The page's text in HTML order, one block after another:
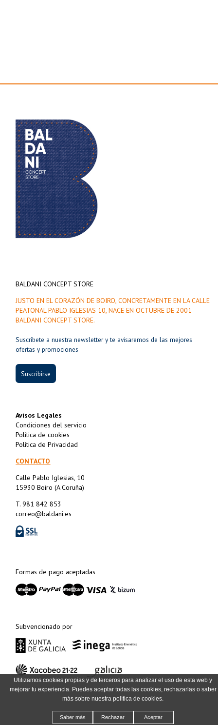
Utilizamos cookies propias y de terceros para analizar el uso de esta web y
mejorar tu experiencia. Puedes aceptar todas las cookies, rechazarlas o saber
más sobre nuestra política de cookies.
Saber más Rechazar Aceptar
BALDANI CONCEPT STORE
JUSTO EN EL CORAZÓN DE BOIRO, CONCRETAMENTE EN LA CALLE
PEATONAL PABLO IGLESIAS 10, NACE EN OCTUBRE DE 2001
BALDANI CONCEPT STORE.
Suscríbete a nuestra newsletter y te avisaremos de las mejores
ofertas y promociones
Suscribirse
Avisos Legales
Condiciones del servicio
Política de cookies
Política de Privacidad
CONTACTO
Calle Pablo Iglesias, 10
15930 Boiro (A Coruña)
T. 981 842 853
correo@baldani.es
Formas de pago aceptadas
Subvencionado por